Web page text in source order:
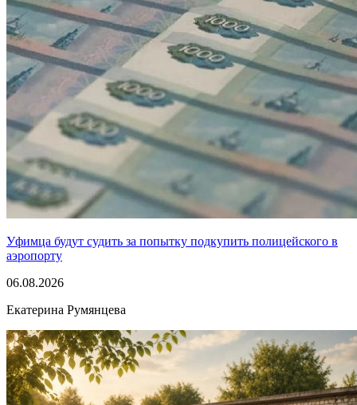
Уфимца будут судить за попытку подкупить полицейского в
аэропорту
06.08.2026
Екатерина Румянцева